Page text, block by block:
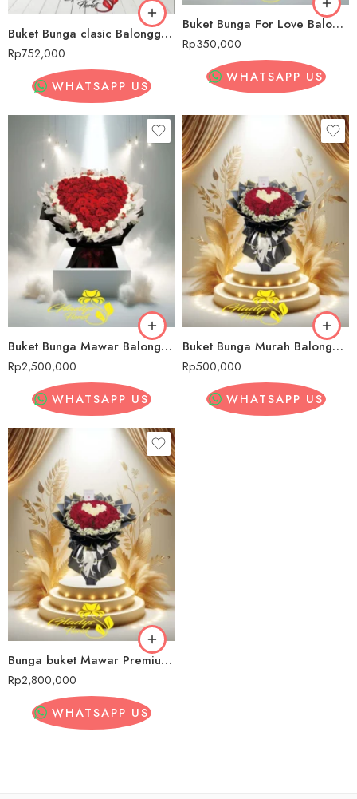
Buket Bunga clasic Balonggede
Rp752,000
WHATSAPP US
Buket Bunga For Love Balonggede
Rp350,000
WHATSAPP US
Buket Bunga Mawar Balonggede
Rp2,500,000
WHATSAPP US
Buket Bunga Murah Balonggede
Rp500,000
WHATSAPP US
Bunga buket Mawar Premium Balonggede
Rp2,800,000
WHATSAPP US